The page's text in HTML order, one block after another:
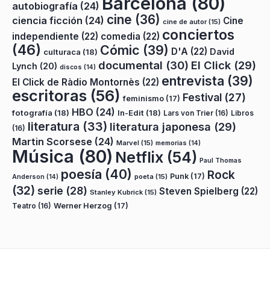
autobiografía (24)
ciencia ficción (24) cine (36) cine de autor(15) Cine
independiente (22) comedia (22) conciertos
(46) culturaca (18) Cómic (39) D'A (22) David
Lynch (20) discos (14) documental (30) El Click (29)
El Click de Ràdio Montornès (22) entrevista (39)
escritoras (56) feminismo (17) Festival (27)
fotografía (18) HBO (24) In-Edit (18) Lars von Trier (16) Libros
(16) literatura (33) literatura japonesa (29)
Martin Scorsese (24) Marvel (15) memorias (14)
Música (80) Netflix (54) Paul Thomas
Anderson (14) poesía (40) poeta (15) Punk (17) Rock
(32) serie (28) Stanley Kubrick (15) Steven Spielberg (22)
Teatro (16) Werner Herzog (17)